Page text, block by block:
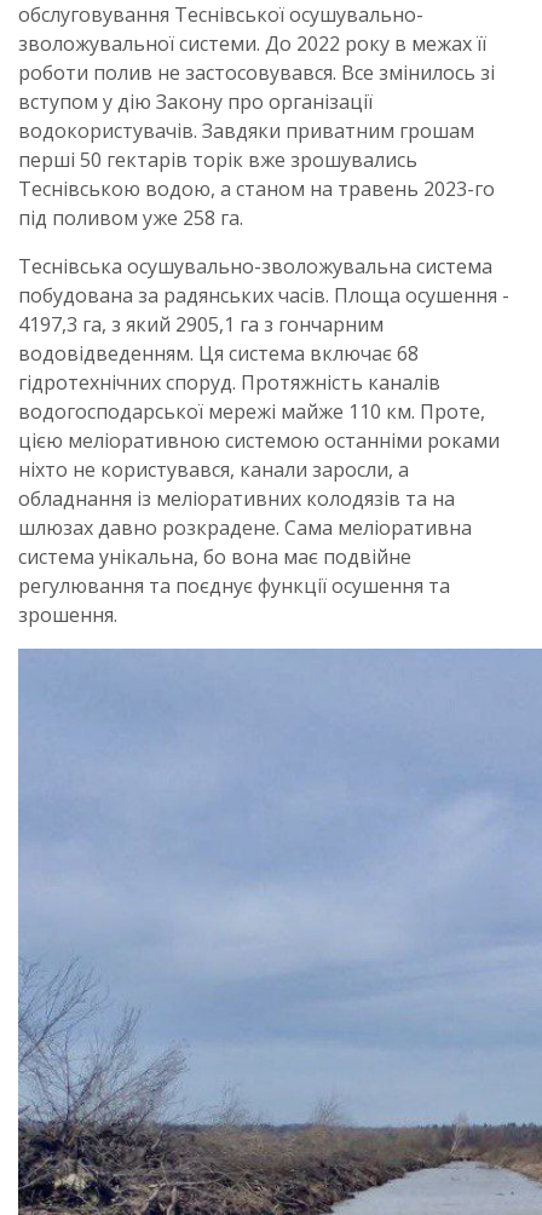
обслуговування Теснівської осушувально-
зволожувальної системи. До 2022 року в межах її
роботи полив не застосовувався. Все змінилось зі
вступом у дію Закону про організації
водокористувачів. Завдяки приватним грошам
перші 50 гектарів торік вже зрошувались
Теснівською водою, а станом на травень 2023-го
під поливом уже 258 га.
Теснівська осушувально-зволожувальна система
побудована за радянських часів. Площа осушення -
4197,3 га, з який 2905,1 га з гончарним
водовідведенням. Ця система включає 68
гідротехнічних споруд. Протяжність каналів
водогосподарської мережі майже 110 км. Проте,
цією меліоративною системою останніми роками
ніхто не користувався, канали заросли, а
обладнання із меліоративних колодязів та на
шлюзах давно розкрадене. Сама меліоративна
система унікальна, бо вона має подвійне
регулювання та поєднує функції осушення та
зрошення.